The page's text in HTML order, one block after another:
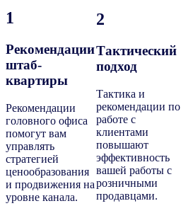
1
Рекомендации
штаб-
квартиры
Рекомендации
головного офиса
помогут вам
управлять
стратегией
ценообразования
и продвижения на
уровне канала.
2
Тактический
подход
Тактика и
рекомендации по
работе с
клиентами
повышают
эффективность
вашей работы с
розничными
продавцами.